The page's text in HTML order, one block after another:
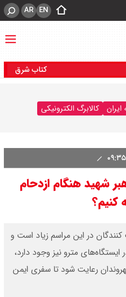
EN
AR
کتاب شرق
کالابرگ الکترونیکی
شهید هنگام ازدحام
در این مراسم زیاد است و
مترو نیز وجود دارد،
رعایت شود تا سفری ایمن